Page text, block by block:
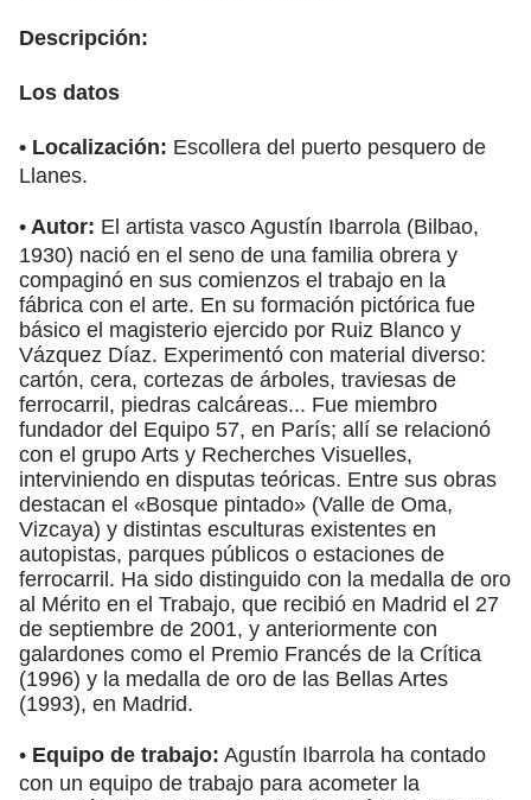
Descripción:
Los datos
• Localización: Escollera del puerto pesquero de
Llanes.
• Autor: El artista vasco Agustín Ibarrola (Bilbao,
1930) nació en el seno de una familia obrera y
compaginó en sus comienzos el trabajo en la
fábrica con el arte. En su formación pictórica fue
básico el magisterio ejercido por Ruiz Blanco y
Vázquez Díaz. Experimentó con material diverso:
cartón, cera, cortezas de árboles, traviesas de
ferrocarril, piedras calcáreas... Fue miembro
fundador del Equipo 57, en París; allí se relacionó
con el grupo Arts y Recherches Visuelles,
interviniendo en disputas teóricas. Entre sus obras
destacan el «Bosque pintado» (Valle de Oma,
Vizcaya) y distintas esculturas existentes en
autopistas, parques públicos o estaciones de
ferrocarril. Ha sido distinguido con la medalla de oro
al Mérito en el Trabajo, que recibió en Madrid el 27
de septiembre de 2001, y anteriormente con
galardones como el Premio Francés de la Crítica
(1996) y la medalla de oro de las Bellas Artes
(1993), en Madrid.
• Equipo de trabajo: Agustín Ibarrola ha contado
con un equipo de trabajo para acometer la